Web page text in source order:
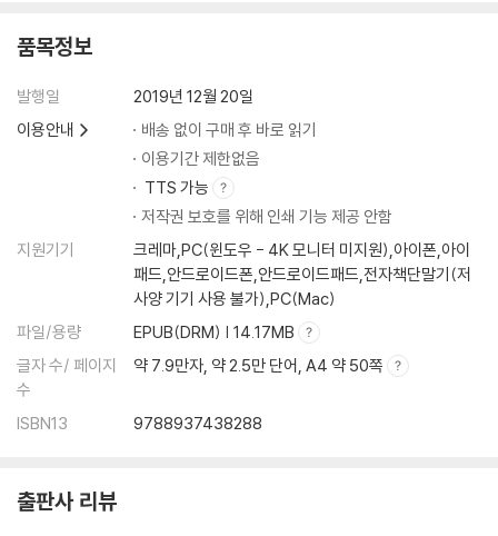
품목정보
발행일
2019년 12월 20일
이용안내
배송 없이 구매 후 바로 읽기
이용기간 제한없음
TTS 가능
저작권 보호를 위해 인쇄 기능 제공 안함
지원기기
크레마,PC(윈도우 - 4K 모니터 미지원),아이폰,아이
패드,안드로이드폰,안드로이드패드,전자책단말기(저
사양 기기 사용 불가),PC(Mac)
파일/용량
EPUB(DRM) | 14.17MB
글자 수/ 페이지
수
약 7.9만자, 약 2.5만 단어, A4 약 50쪽
ISBN13 9788937438288
출판사 리뷰